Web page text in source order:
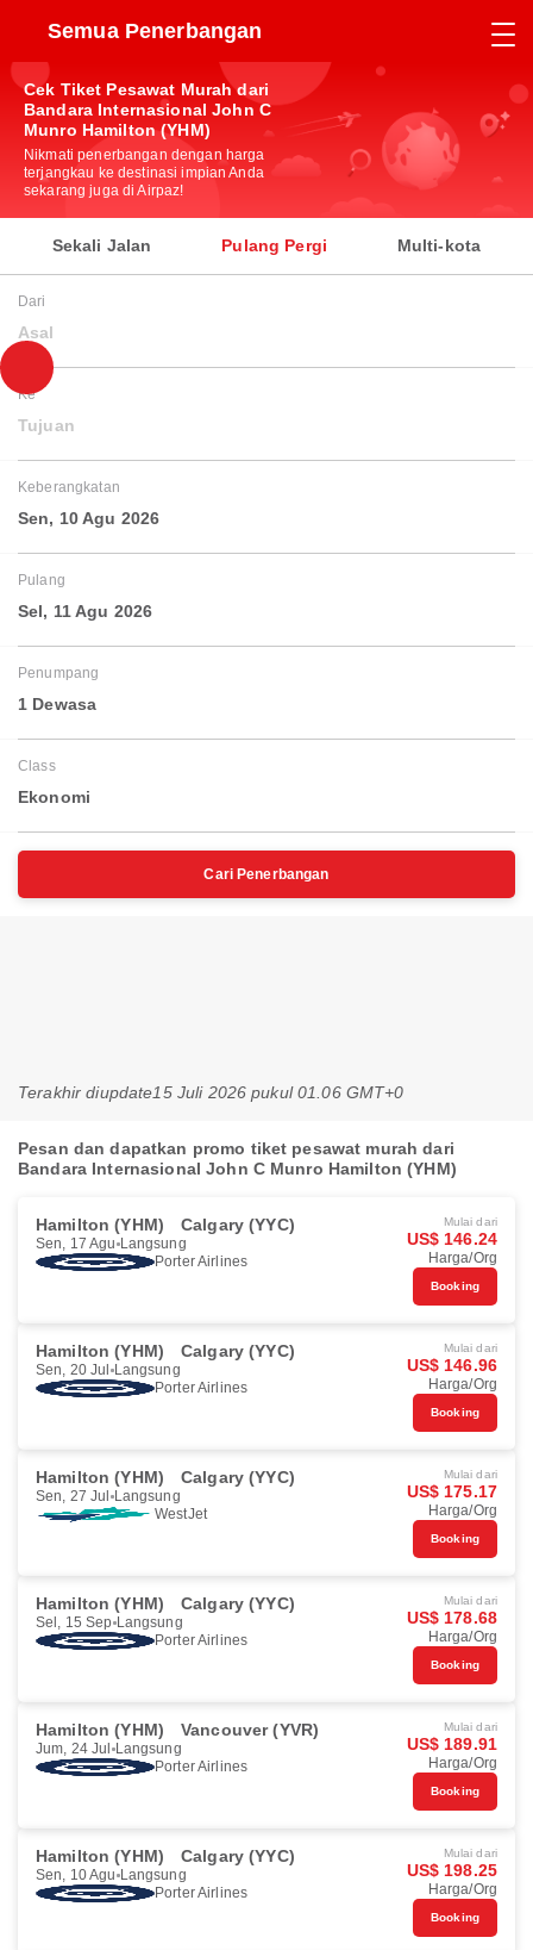
Semua Penerbangan
Cek Tiket Pesawat Murah dari
Bandara Internasional John C
Munro Hamilton (YHM)
Nikmati penerbangan dengan harga
terjangkau ke destinasi impian Anda
sekarang juga di Airpaz!
Sekali Jalan Pulang Pergi Multi-kota
Dari
Asal
Ke
Tujuan
Keberangkatan
Sen, 10 Agu 2026
Pulang
Sel, 11 Agu 2026
Penumpang
1 Dewasa
Class
Ekonomi
Cari Penerbangan
Terakhir diupdate15 Juli 2026 pukul 01.06 GMT+0
Pesan dan dapatkan promo tiket pesawat murah dari
Bandara Internasional John C Munro Hamilton (YHM)
Hamilton (YHM) Calgary (YYC)
Sen, 17 Agu Langsung
Porter Airlines
Mulai dari
US$ 146.24
Harga/Org
Booking
Hamilton (YHM) Calgary (YYC)
Sen, 20 Jul Langsung
Porter Airlines
Mulai dari
US$ 146.96
Harga/Org
Booking
Hamilton (YHM) Calgary (YYC)
Sen, 27 Jul Langsung
WestJet
Mulai dari
US$ 175.17
Harga/Org
Booking
Hamilton (YHM) Calgary (YYC)
Sel, 15 Sep Langsung
Porter Airlines
Mulai dari
US$ 178.68
Harga/Org
Booking
Hamilton (YHM) Vancouver (YVR)
Jum, 24 Jul Langsung
Porter Airlines
Mulai dari
US$ 189.91
Harga/Org
Booking
Hamilton (YHM) Calgary (YYC)
Sen, 10 Agu Langsung
Porter Airlines
Mulai dari
US$ 198.25
Harga/Org
Booking